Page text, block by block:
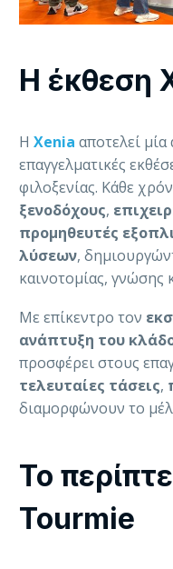
Η έκθεση
Η Xenia αποτελεί
επαγγελματικές
φιλοξενίας. Κάθε
ξενοδόχους,
προμηθευτές
λύσεων,
καινοτομίας, γνώσης
Με επίκεντρο τον
ανάπτυξη του
προσφέρει στους
τελευταίες τάσεις,
διαμορφώνουν το
Το
Tourmie